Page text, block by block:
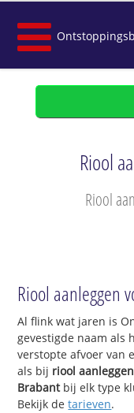
Riool
Riool
Riool aanleggen
Al flink wat jaren is
gevestigde naam als
verstopte afvoer van
als bij riool aanleggen
Brabantbij elk type
Bekijk detarieven.